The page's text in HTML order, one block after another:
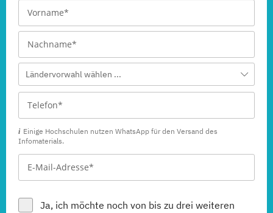
Ländervorwahl wählen ...
Einige Hochschulen nutzen WhatsApp für den Versand des
Infomaterials.
Ja, ich möchte noch von bis zu drei weiteren